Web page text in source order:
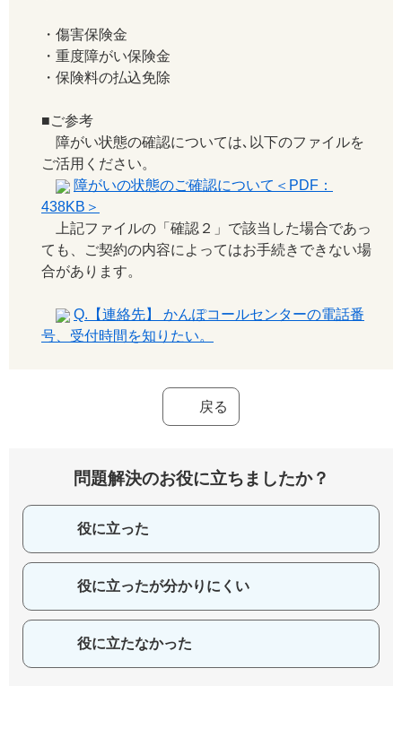
・傷害保険金
・重度障がい保険金
・保険料の払込免除
■ご参考
障がい状態の確認については､以下のファイルを
ご活用ください。
障がいの状態のご確認について＜PDF：
438KB＞
上記ファイルの「確認２」で該当した場合であっ
ても、ご契約の内容によってはお手続きできない場
合があります。
Q.【連絡先】 かんぽコールセンターの電話番
号、受付時間を知りたい。
戻る
問題解決のお役に立ちましたか？
役に立った
役に立ったが分かりにくい
役に立たなかった